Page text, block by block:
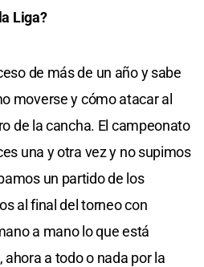
Liga?
de más de un año y sabe
moverse y cómo atacar al
de la cancha. El campeonato
una y otra vez y no supimos
un partido de los
al final del torneo con
a mano lo que está
a todo o nada por la